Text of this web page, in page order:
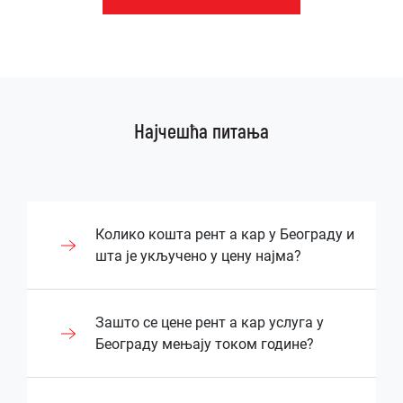
Најчешћа питања
Колико кошта рент а кар у Београду и
шта је укључено у цену најма?
Цена рентања возила у Београду зависи
од типа возила, дужине најма и додатних
рент-а-цар агенција укључује основни
Зашто се цене рент а кар услуга у
Београду мењају током године?